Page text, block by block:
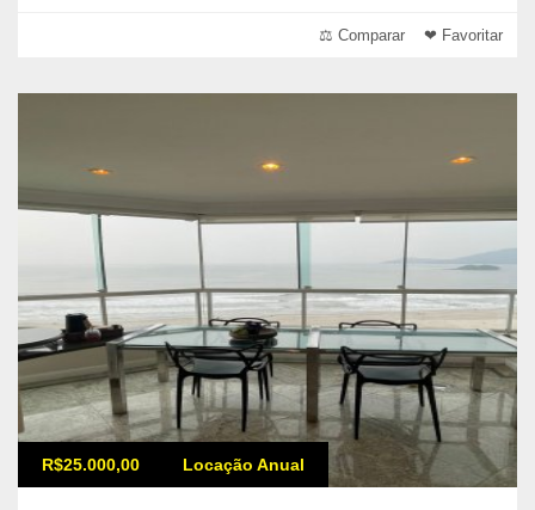
⚖ Comparar ❤ Favoritar
R$25.000,00 Locação Anual